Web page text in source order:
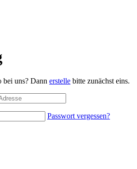
uns? Dann erstelle bitte zunächst eins.
Passwort vergessen?